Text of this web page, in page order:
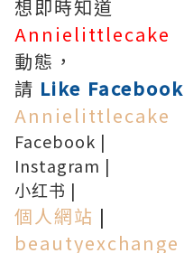
想即時知道
Annielittlecake
動態，
請 Like Facebook
Annielittlecake
Facebook |
Instagram |
小红书 |
個人網站 |
beautyexchange